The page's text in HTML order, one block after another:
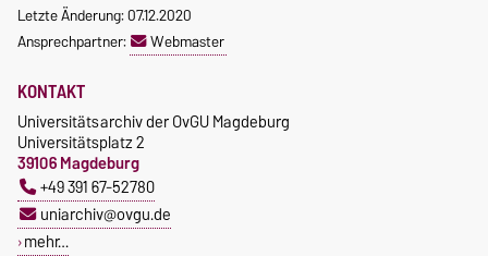
Letzte Änderung: 07.12.2020
Ansprechpartner:
Webmaster
KONTAKT
Universitätsarchiv der OvGU Magdeburg
Universitätsplatz 2
39106 Magdeburg
+49 391 67-52780
uniarchiv@ovgu.de
mehr…